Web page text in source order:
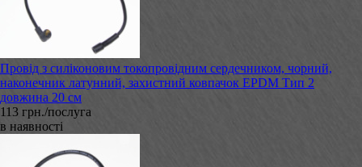
Провід з силіконовим токопровідним сердечником, чорний,
наконечник латунний, захистний ковпачок EPDM Тип 2
довжина 20 см
113 грн./послуга
в наявності